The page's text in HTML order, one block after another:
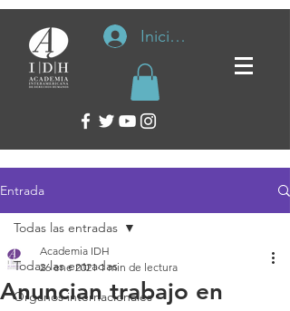
Iniciar sesión
Entrada
Todas las entradas
Organos internacionales
Todas las entradas
Anuncian trabajo en
Academia IDH
26 ene 2021 1 min de lectura